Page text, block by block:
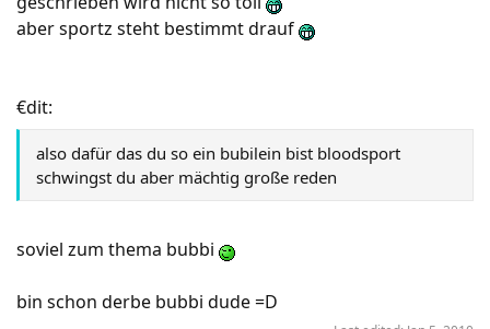
aber sportz steht bestimmt drauf
€dit:
also dafür das du so ein bubilein bist bloodsport
schwingst du aber mächtig große reden
soviel zum thema bubbi
bin schon derbe bubbi dude =D